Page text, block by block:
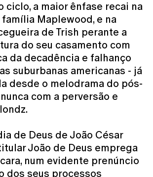
ciclo, a maior ênfase recai na
Maplewood, e na
de Trish perante a
do seu casamento com
da decadência e falhanço
suburbanas americanas - já
desde o melodrama do pós-
com a perversão e
de Deus de João César
João de Deus emprega
num evidente prenúncio
dos seus processos